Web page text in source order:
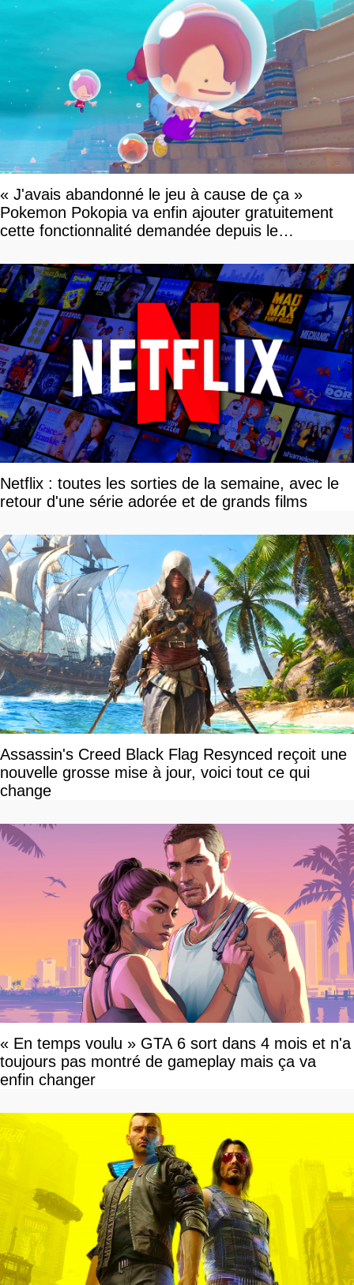
« J'avais abandonné le jeu à cause de ça »
Pokemon Pokopia va enfin ajouter gratuitement
cette fonctionnalité demandée depuis le
Netflix : toutes les sorties de la semaine, avec le
retour d'une série adorée et de grands films
Assassin's Creed Black Flag Resynced reçoit une
nouvelle grosse mise à jour, voici tout ce qui
change
« En temps voulu » GTA 6 sort dans 4 mois et n'a
toujours pas montré de gameplay mais ça va
enfin changer